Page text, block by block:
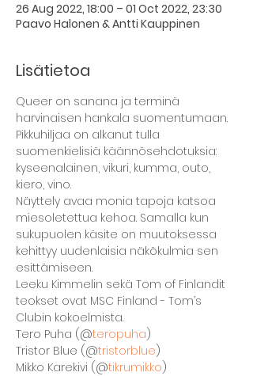
26 Aug 2022, 18:00 – 01 Oct 2022, 23:30
Paavo Halonen & Antti Kauppinen
Lisätietoa
Queer on sanana ja terminä
harvinaisen hankala suomentumaan.
Pikkuhiljaa on alkanut tulla
suomenkielisiä käännösehdotuksia:
kyseenalainen, vikuri, kumma, outo,
kiero, vino.
Näyttely avaa monia tapoja katsoa
miesoletettua kehoa. Samalla kun
sukupuolen käsite on muutoksessa
kehittyy uudenlaisia näkökulmia sen
esittämiseen.
Leeku Kimmelin sekä Tom of Finlandit
teokset ovat MSC Finland - Tom’s
Clubin kokoelmista.
Tero Puha (@teropuha)
Tristor Blue (@tristorblue)
Mikko Karekivi (@tikrumikko)